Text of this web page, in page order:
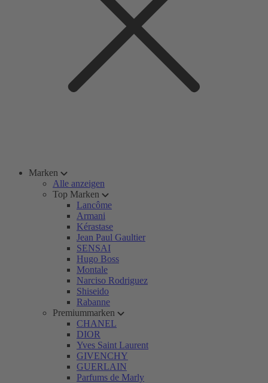
Marken
Alle anzeigen
Top Marken
Lancôme
Armani
Kérastase
Jean Paul Gaultier
SENSAI
Hugo Boss
Montale
Narciso Rodriguez
Shiseido
Rabanne
Premiummarken
CHANEL
DIOR
Yves Saint Laurent
GIVENCHY
GUERLAIN
Parfums de Marly